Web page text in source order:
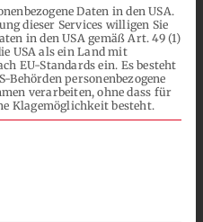
Streben nach
Innovationen.
über unsere
Daten in den USA.
dieser Services willigen Sie
in den USA gemäß Art. 49 (1)
USA als ein Land mit
EU-Standards ein. Es besteht
Behörden personenbezogene
verarbeiten, ohne dass für
Klagemöglichkeit besteht.
Gruppen, für die eine